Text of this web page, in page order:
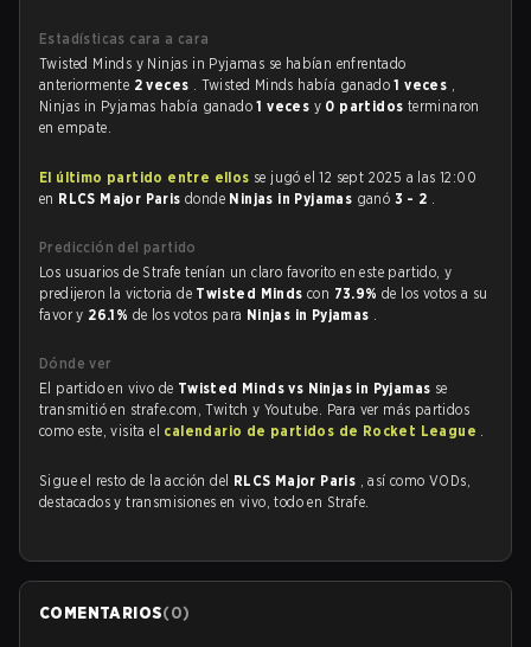
Estadísticas cara a cara
Twisted Minds y Ninjas in Pyjamas se habían enfrentado
anteriormente 2 veces . Twisted Minds había ganado1 veces ,
Ninjas in Pyjamas había ganado1 veces y 0 partidos terminaron
en empate.
El último partido entre ellos se jugó el 12 sept 2025 a las 12:00
en RLCS Major Parisdonde Ninjas in Pyjamas ganó 3 - 2 .
Predicción del partido
Los usuarios de Strafe tenían un claro favorito en este partido, y
predijeron la victoria de Twisted Mindscon 73.9%de los votos a su
favor y 26.1% de los votos para Ninjas in Pyjamas .
Dónde ver
El partido en vivo de Twisted Minds vs Ninjas in Pyjamas se
transmitió en strafe.com, Twitch y Youtube. Para ver más partidos
como este, visita el calendario de partidos de Rocket League .
Sigue el resto de la acción del RLCS Major Paris , así como VODs,
destacados y transmisiones en vivo, todo en Strafe.
COMENTARIOS(0)